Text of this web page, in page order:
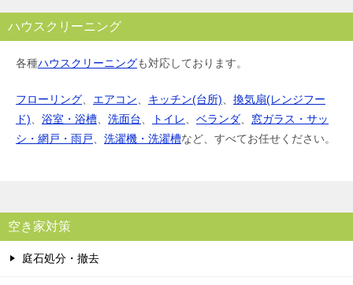
ハウスクリーニング
各種ハウスクリーニングも対応しております。
フローリング エアコン キッチン(台所)
換気扇(レンジフー
ド)
浴室・浴槽 洗面台 トイレ ベランダ
窓ガラス・サッ
シ・網戸・雨戸
洗濯機・洗濯槽など、すべてお任せください。
空き家対策
庭石処分・撤去